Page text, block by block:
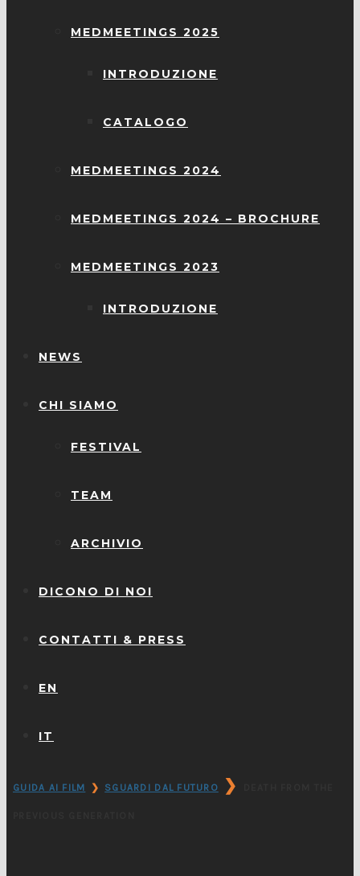
MEDMEETINGS 2025
INTRODUZIONE
CATALOGO
MEDMEETINGS 2024
MEDMEETINGS 2024 – BROCHURE
MEDMEETINGS 2023
INTRODUZIONE
NEWS
CHI SIAMO
FESTIVAL
TEAM
ARCHIVIO
DICONO DI NOI
CONTATTI & PRESS
EN
IT
GUIDA AI FILM ❯ SGUARDI DAL FUTURO ❯